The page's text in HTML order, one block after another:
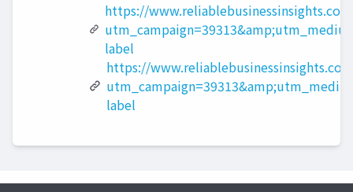
https://
label
https://
label